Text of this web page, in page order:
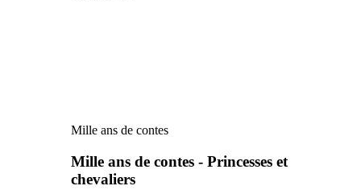
Mille ans de contes
Mille ans de contes - Princesses et
chevaliers